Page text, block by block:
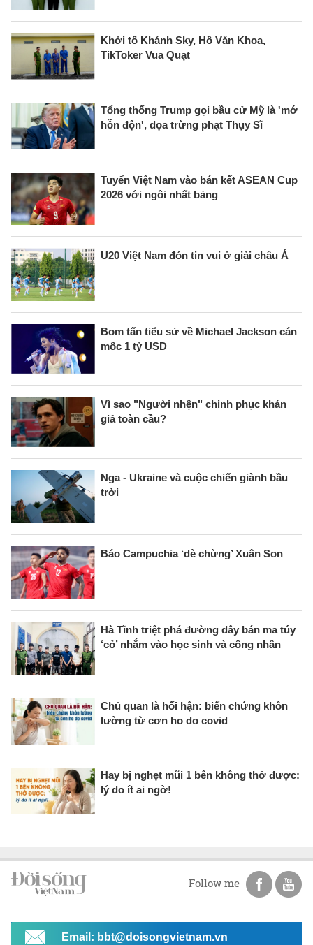
Khởi tố Khánh Sky, Hồ Văn Khoa,
TikToker Vua Quạt
Tổng thống Trump gọi bầu cử Mỹ là 'mớ
hỗn độn', dọa trừng phạt Thụy Sĩ
Tuyển Việt Nam vào bán kết ASEAN Cup
2026 với ngôi nhất bảng
U20 Việt Nam đón tin vui ở giải châu Á
Bom tấn tiểu sử về Michael Jackson cán
mốc 1 tỷ USD
Vì sao "Người nhện" chinh phục khán
giả toàn cầu?
Nga - Ukraine và cuộc chiến giành bầu
trời
Báo Campuchia ‘dè chừng’ Xuân Son
Hà Tĩnh triệt phá đường dây bán ma túy
‘cỏ’ nhắm vào học sinh và công nhân
Chủ quan là hối hận: biến chứng khôn
lường từ cơn ho do covid
Hay bị nghẹt mũi 1 bên không thở được:
lý do ít ai ngờ!
Follow me
Email: bbt@doisongvietnam.vn